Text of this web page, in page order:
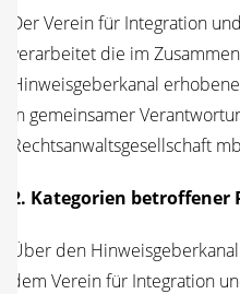
Der Ver­ein für Inte­gra­ti­on
ver­ar­bei­tet die im
Hin­weis­ge­ber­ka­nal
in gemein­sa­mer
Rechts­an­walts­ge­sell­schaft
2. Kate­go­rien betrof­fe­ner
Über den
dem Ver­ein für Inte­gra­ti­on